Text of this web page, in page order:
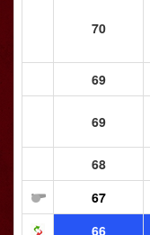
70
69
69
68
67
66